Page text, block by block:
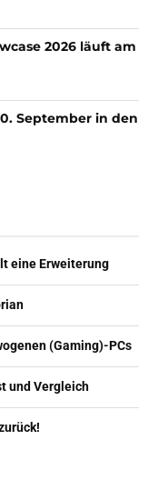
2026 läuft am
September in den
eine Erweiterung
(Gaming)-PCs
und Vergleich